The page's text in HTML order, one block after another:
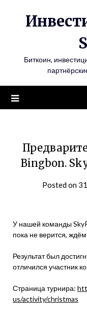
Биткоин,
Bingbon.
Posted on
У нашей команды
пока не верится,
Результат был
отличился участник
Страница турнира:
us/activity/christmas